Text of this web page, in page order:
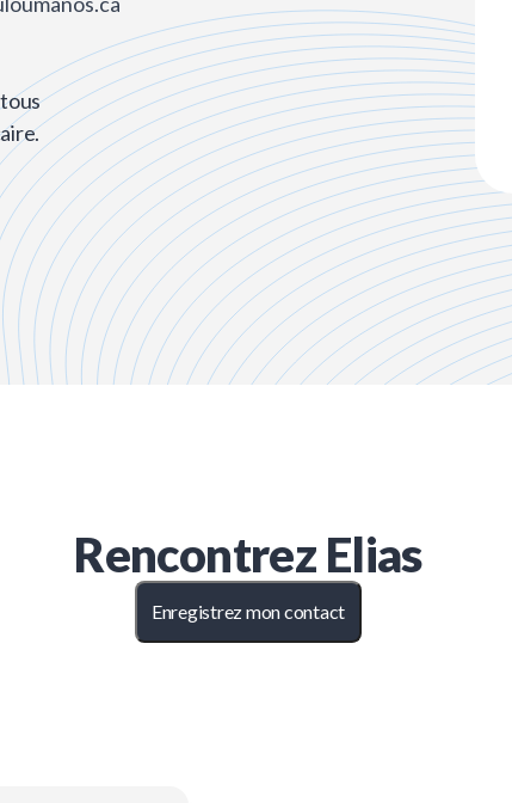
Rencontrez Elias
Enregistrez mon contact